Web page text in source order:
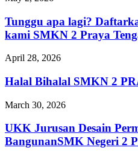
Tunggu apa lagi?
kami SMKN 2 Praya
April 28, 2026
Halal Bihalal SMKN 2
March 30, 2026
UKK Jurusan Desain
BangunanSMK Negeri 2